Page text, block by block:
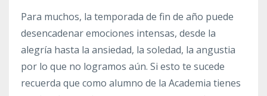
Para muchos, la temporada de fin de año puede
desencadenar emociones intensas, desde la
alegría hasta la ansiedad, la soledad, la angustia
por lo que no logramos aún. Si esto te sucede
recuerda que como alumno de la Academia tienes